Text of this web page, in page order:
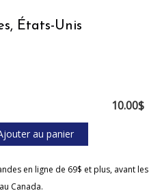
États-Unis
10.00$
en ligne de 69$ et plus, avant les
Canada.